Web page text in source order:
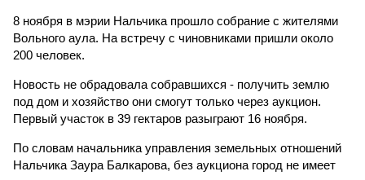
8 ноября в мэрии Нальчика прошло собрание с жителями
Вольного аула. На встречу с чиновниками пришли около
200 человек.
Новость не обрадовала собравшихся - получить землю
под дом и хозяйство они смогут только через аукцион.
Первый участок в 39 гектаров разыграют 16 ноября.
По словам начальника управления земельных отношений
Нальчика Заура Балкарова, без аукциона город не имеет